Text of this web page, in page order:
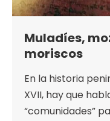
Muladíes,
moriscos
En la historia
XVII, hay que
“comunidades”